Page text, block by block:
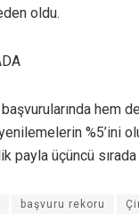
oldu.
hem
%5’ini
payla üçüncü sırada
başvuru rekoru